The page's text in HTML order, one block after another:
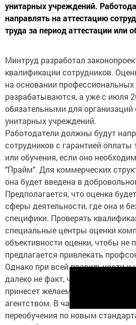
унитарных учреждений.
направлять на аттестацию
труда за период аттестации или
Минтруд разработал
квалификации сотрудников.
на основании
разрабатываются, а уже с июля
обязательными для
унитарных учреждений.
Работодатели должны будут
сотрудников с гарантией оплаты
или обучения, если оно
"Прайм". Для коммерческих
она будет введена в
Предполагается, что оценка
сферы деятельности, где она и
специфики. Проверять
специальные центры оценки
объективности оценки, чтобы не
предлагается привлекать
Однако при всей правильности
далеко не факт, что
принесет желаемый эффект,
агентством. В частности, они
переобучения по новым